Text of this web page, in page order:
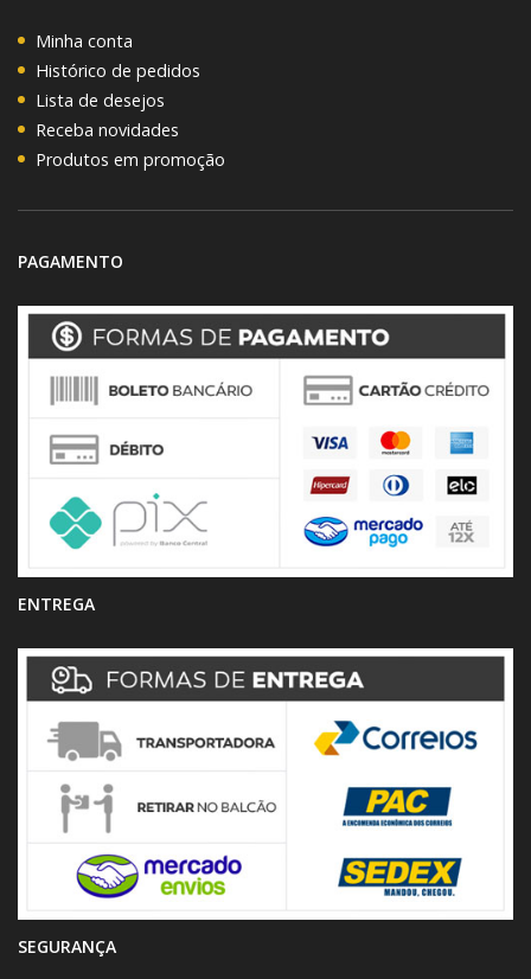
Minha conta
Histórico de pedidos
Lista de desejos
Receba novidades
Produtos em promoção
PAGAMENTO
ENTREGA
SEGURANÇA